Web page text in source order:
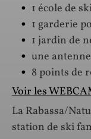
1 école de
1 garderie
1 jardin de
une
8 points de
Voir les
La Rabassa/
station de ski